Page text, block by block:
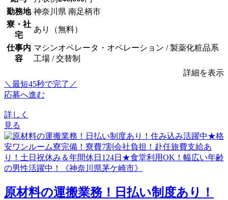
勤務地 神奈川県 南足柄市
寮・社
宅
あり（無料）
仕事内
容
マシンオペレータ・オペレーション / 製薬化粧品系
工場 / 交替制
詳細を表示
＼最短45秒で完了／
応募へ進む
詳しく
見る
原材料の運搬業務！日払い制度あり！